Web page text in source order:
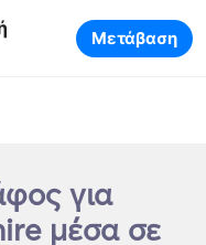
Μετάβαση
για
μέσα σε